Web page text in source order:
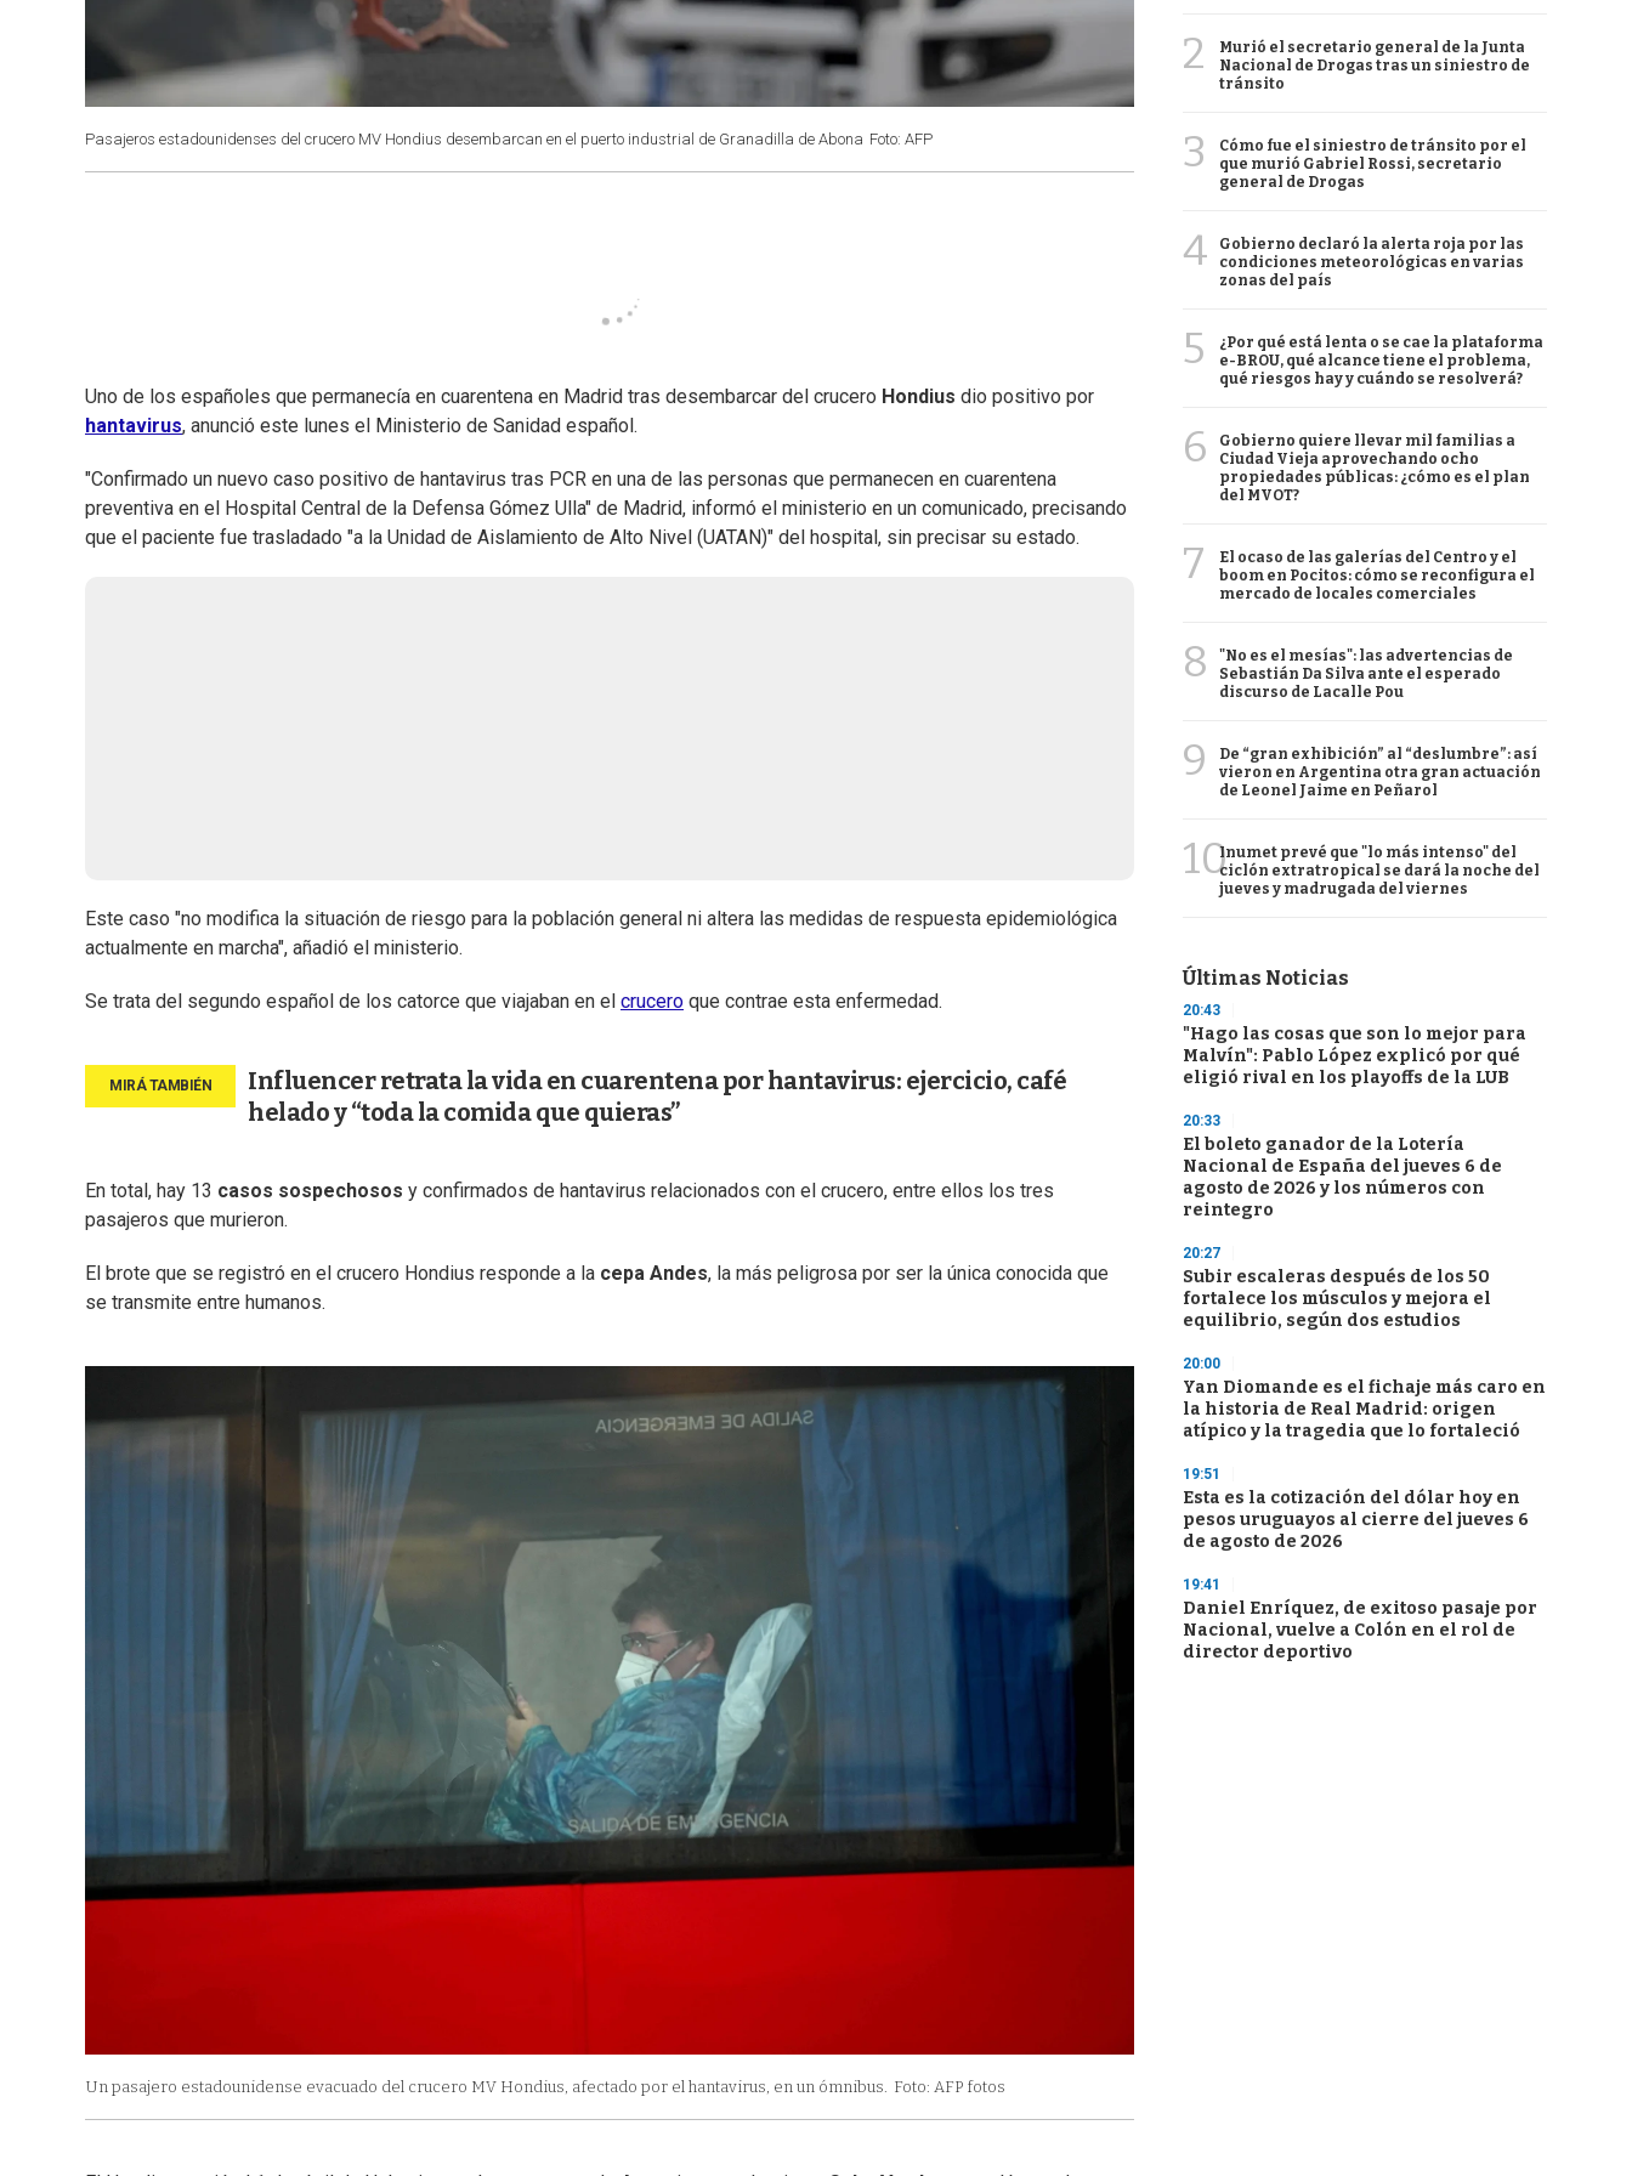
Pasajeros estadounidenses del crucero MV Hondius desembarcan en el puerto industrial de Granadilla de Abona Foto: AFP
Uno de los españoles que permanecía en cuarentena en Madrid tras desembarcar del crucero Hondius dio positivo por
hantavirus, anunció este lunes el Ministerio de Sanidad español.
"Confirmado un nuevo caso positivo de hantavirus tras PCR en una de las personas que permanecen en cuarentena
preventiva en el Hospital Central de la Defensa Gómez Ulla" de Madrid, informó el ministerio en un comunicado, precisando
que el paciente fue trasladado "a la Unidad de Aislamiento de Alto Nivel (UATAN)" del hospital, sin precisar su estado.
Este caso "no modifica la situación de riesgo para la población general ni altera las medidas de respuesta epidemiológica
actualmente en marcha", añadió el ministerio.
Se trata del segundo español de los catorce que viajaban en el crucero que contrae esta enfermedad.
Influencer retrata la vida en cuarentena por hantavirus: ejercicio, café
helado y “toda la comida que quieras”
En total, hay 13 casos sospechosos y confirmados de hantavirus relacionados con el crucero, entre ellos los tres
pasajeros que murieron.
El brote que se registró en el crucero Hondius responde a la cepa Andes, la más peligrosa por ser la única conocida que
se transmite entre humanos.
Un pasajero estadounidense evacuado del crucero MV Hondius, afectado por el hantavirus, en un ómnibus. Foto: AFP fotos
2
Murió el secretario general de la Junta
Nacional de Drogas tras un siniestro de
tránsito
3
Cómo fue el siniestro de tránsito por el
que murió Gabriel Rossi, secretario
general de Drogas
4
Gobierno declaró la alerta roja por las
condiciones meteorológicas en varias
zonas del país
5
¿Por qué está lenta o se cae la plataforma
e-BROU, qué alcance tiene el problema,
qué riesgos hay y cuándo se resolverá?
6
Gobierno quiere llevar mil familias a
Ciudad Vieja aprovechando ocho
propiedades públicas: ¿cómo es el plan
del MVOT?
7
El ocaso de las galerías del Centro y el
boom en Pocitos: cómo se reconfigura el
mercado de locales comerciales
8
"No es el mesías": las advertencias de
Sebastián Da Silva ante el esperado
discurso de Lacalle Pou
9
De “gran exhibición” al “deslumbre”: así
vieron en Argentina otra gran actuación
de Leonel Jaime en Peñarol
10Inumet prevé que "lo más intenso" del
ciclón extratropical se dará la noche del
jueves y madrugada del viernes
Últimas Noticias
20:43
"Hago las cosas que son lo mejor para
Malvín": Pablo López explicó por qué
eligió rival en los playoffs de la LUB
20:33
El boleto ganador de la Lotería
Nacional de España del jueves 6 de
agosto de 2026 y los números con
reintegro
20:27
Subir escaleras después de los 50
fortalece los músculos y mejora el
equilibrio, según dos estudios
20:00
Yan Diomande es el fichaje más caro en
la historia de Real Madrid: origen
atípico y la tragedia que lo fortaleció
19:51
Esta es la cotización del dólar hoy en
pesos uruguayos al cierre del jueves 6
de agosto de 2026
19:41
Daniel Enríquez, de exitoso pasaje por
Nacional, vuelve a Colón en el rol de
director deportivo